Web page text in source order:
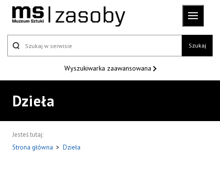
Szukaj
Wyszukiwarka zaawansowana
Dzieła
Jesteś tutaj:
Strona główna > Dzieła